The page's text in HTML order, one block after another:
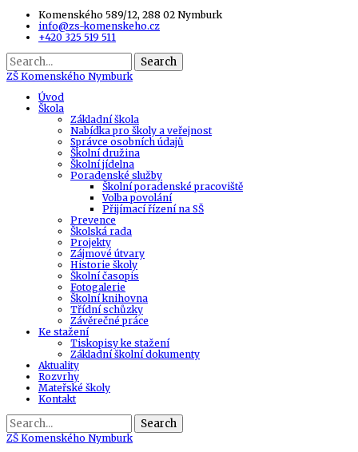
Komenského 589/12, 288 02 Nymburk
info@zs-komenskeho.cz
+420 325 519 511
Search
ZŠ Komenského Nymburk
Úvod
Škola
Základní škola
Nabídka pro školy a veřejnost
Správce osobních údajů
Školní družina
Školní jídelna
Poradenské služby
Školní poradenské pracoviště
Volba povolání
Přijímací řízení na SŠ
Prevence
Školská rada
Projekty
Zájmové útvary
Historie školy
Školní časopis
Fotogalerie
Školní knihovna
Třídní schůzky
Závěrečné práce
Ke stažení
Tiskopisy ke stažení
Základní školní dokumenty
Aktuality
Rozvrhy
Mateřské školy
Kontakt
Search
ZŠ Komenského Nymburk